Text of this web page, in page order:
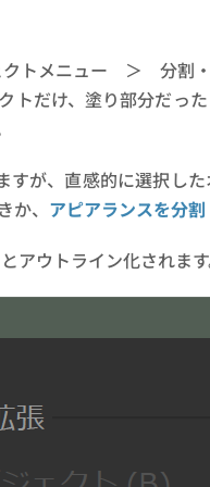
トメニュー ＞ 分割・
トだけ、塗り部分だっ
が、直感的に選択し
、 アピアランスを分割
アウトライン化されま